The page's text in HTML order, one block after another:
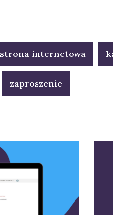
strona internetowa
zaproszenie